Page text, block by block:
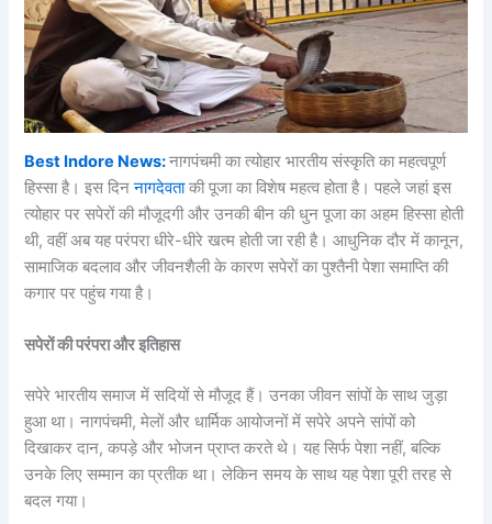
Best Indore News:नागपंचमी का त्योहार भारतीय संस्कृति का महत्वपूर्ण
हिस्सा है। इस दिननागदेवताकी पूजा का विशेष महत्व होता है। पहले जहां इस
त्योहार पर सपेरों की मौजूदगी और उनकी बीन की धुन पूजा का अहम हिस्सा होती
थी, वहीं अब यह परंपरा धीरे-धीरे खत्म होती जा रही है। आधुनिक दौर में कानून,
सामाजिक बदलाव और जीवनशैली के कारण सपेरों का पुश्तैनी पेशा समाप्ति की
कगार पर पहुंच गया है।
सपेरों की परंपरा और इतिहास
सपेरे भारतीय समाज में सदियों से मौजूद हैं। उनका जीवन सांपों के साथ जुड़ा
हुआ था। नागपंचमी, मेलों और धार्मिक आयोजनों में सपेरे अपने सांपों को
दिखाकर दान, कपड़े और भोजन प्राप्त करते थे। यह सिर्फ पेशा नहीं, बल्कि
उनके लिए सम्मान का प्रतीक था। लेकिन समय के साथ यह पेशा पूरी तरह से
बदल गया।